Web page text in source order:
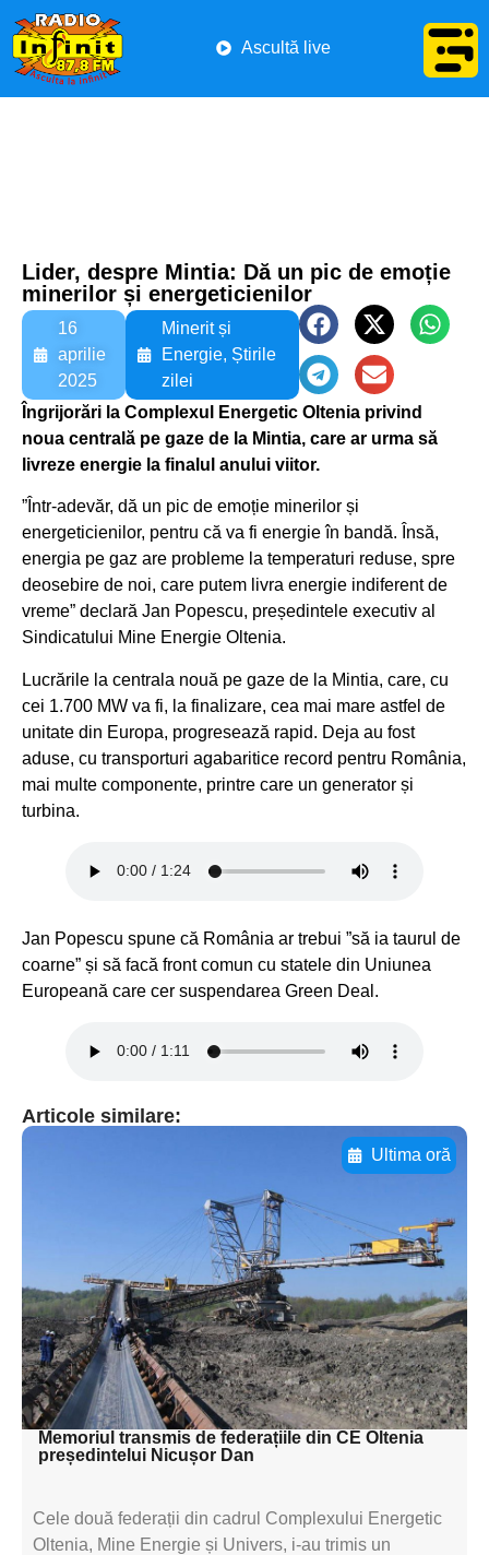
Ascultă live
Lider, despre Mintia: Dă un pic de emoție
minerilor și energeticienilor
16
aprilie
2025
Minerit și
Energie, Știrile
zilei
Îngrijorări la Complexul Energetic Oltenia privind
noua centrală pe gaze de la Mintia, care ar urma să
livreze energie la finalul anului viitor.
”Într-adevăr, dă un pic de emoție minerilor și
energeticienilor, pentru că va fi energie în bandă. Însă,
energia pe gaz are probleme la temperaturi reduse, spre
deosebire de noi, care putem livra energie indiferent de
vreme” declară Jan Popescu, președintele executiv al
Sindicatului Mine Energie Oltenia.
Lucrările la centrala nouă pe gaze de la Mintia, care, cu
cei 1.700 MW va fi, la finalizare, cea mai mare astfel de
unitate din Europa, progresează rapid. Deja au fost
aduse, cu transporturi agabaritice record pentru România,
mai multe componente, printre care un generator și
turbina.
Jan Popescu spune că România ar trebui ”să ia taurul de
coarne” și să facă front comun cu statele din Uniunea
Europeană care cer suspendarea Green Deal.
Articole similare:
Ultima oră
Adaugă aici textul pentru
subtitluAdaugă aici
textul pentru
subtitluAdaugă aici
textul pentru
subtitluAdaugă aici
textul pentru subti
Memoriul transmis de federațiile din CE Oltenia
președintelui Nicușor Dan
Cele două federații din cadrul Complexului Energetic
Oltenia, Mine Energie și Univers, i-au trimis un